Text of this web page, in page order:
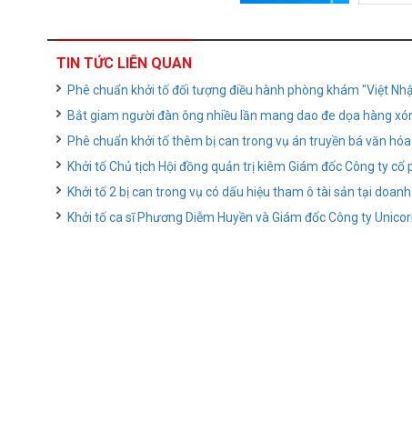
TIN TỨC LIÊN QUAN
Phê chuẩn khởi tố đối tượng điều hành phòng khám "Việt
Bắt giam người đàn ông nhiều lần mang dao đe dọa hàng
Phê chuẩn khởi tố thêm bị can trong vụ án truyền bá văn
Khởi tố Chủ tịch Hội đồng quản trị kiêm Giám đốc Công ty cổ
Khởi tố 2 bị can trong vụ có dấu hiệu tham ô tài sản tại
Khởi tố ca sĩ Phương Diễm Huyền và Giám đốc Công ty